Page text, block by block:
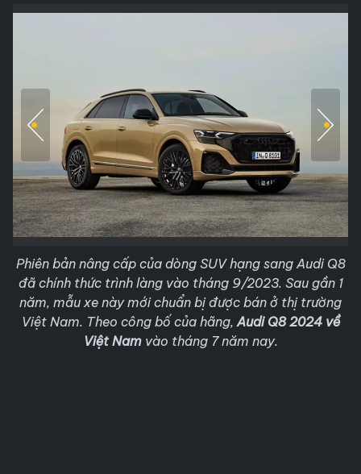
Phiên bản nâng cấp của dòng SUV hạng sang Audi Q8
đã chính thức trình làng vào tháng 9/2023. Sau gần 1
năm, mẫu xe này mới chuẩn bị được bán ở thị trường
Việt Nam. Theo công bố của hãng,Audi Q8 2024 về
Việt Namvào tháng 7 năm nay.